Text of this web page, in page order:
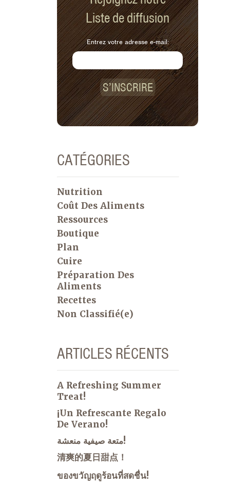
Liste de diffusion
Entrez votre adresse e-mail:
S’INSCRIRE
CATÉGORIES
Nutrition
Coût Des Aliments
Ressources
Boutique
Plan
Cuire
Préparation Des
Aliments
Recettes
Non Classifié(e)
ARTICLES RÉCENTS
A Refreshing Summer
Treat!
¡Un Refrescante Regalo
De Verano!
متعة صيفية منعشة!
清爽的夏日甜点！
ของขวัญฤดูร้อนที่สดชื่น!